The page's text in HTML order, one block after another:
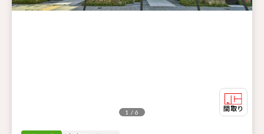
1 / 6